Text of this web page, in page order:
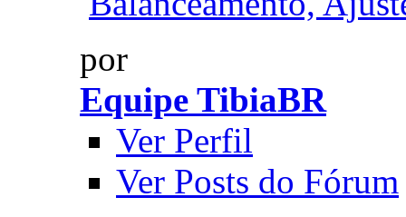
por
Equipe TibiaBR
Ver Perfil
Ver Posts do Fórum